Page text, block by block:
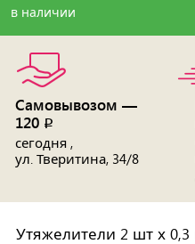
в наличии
Самовывозом —
120 p
сегодня ,
ул. Тверитина, 34/8
Утяжелители 2 шт х